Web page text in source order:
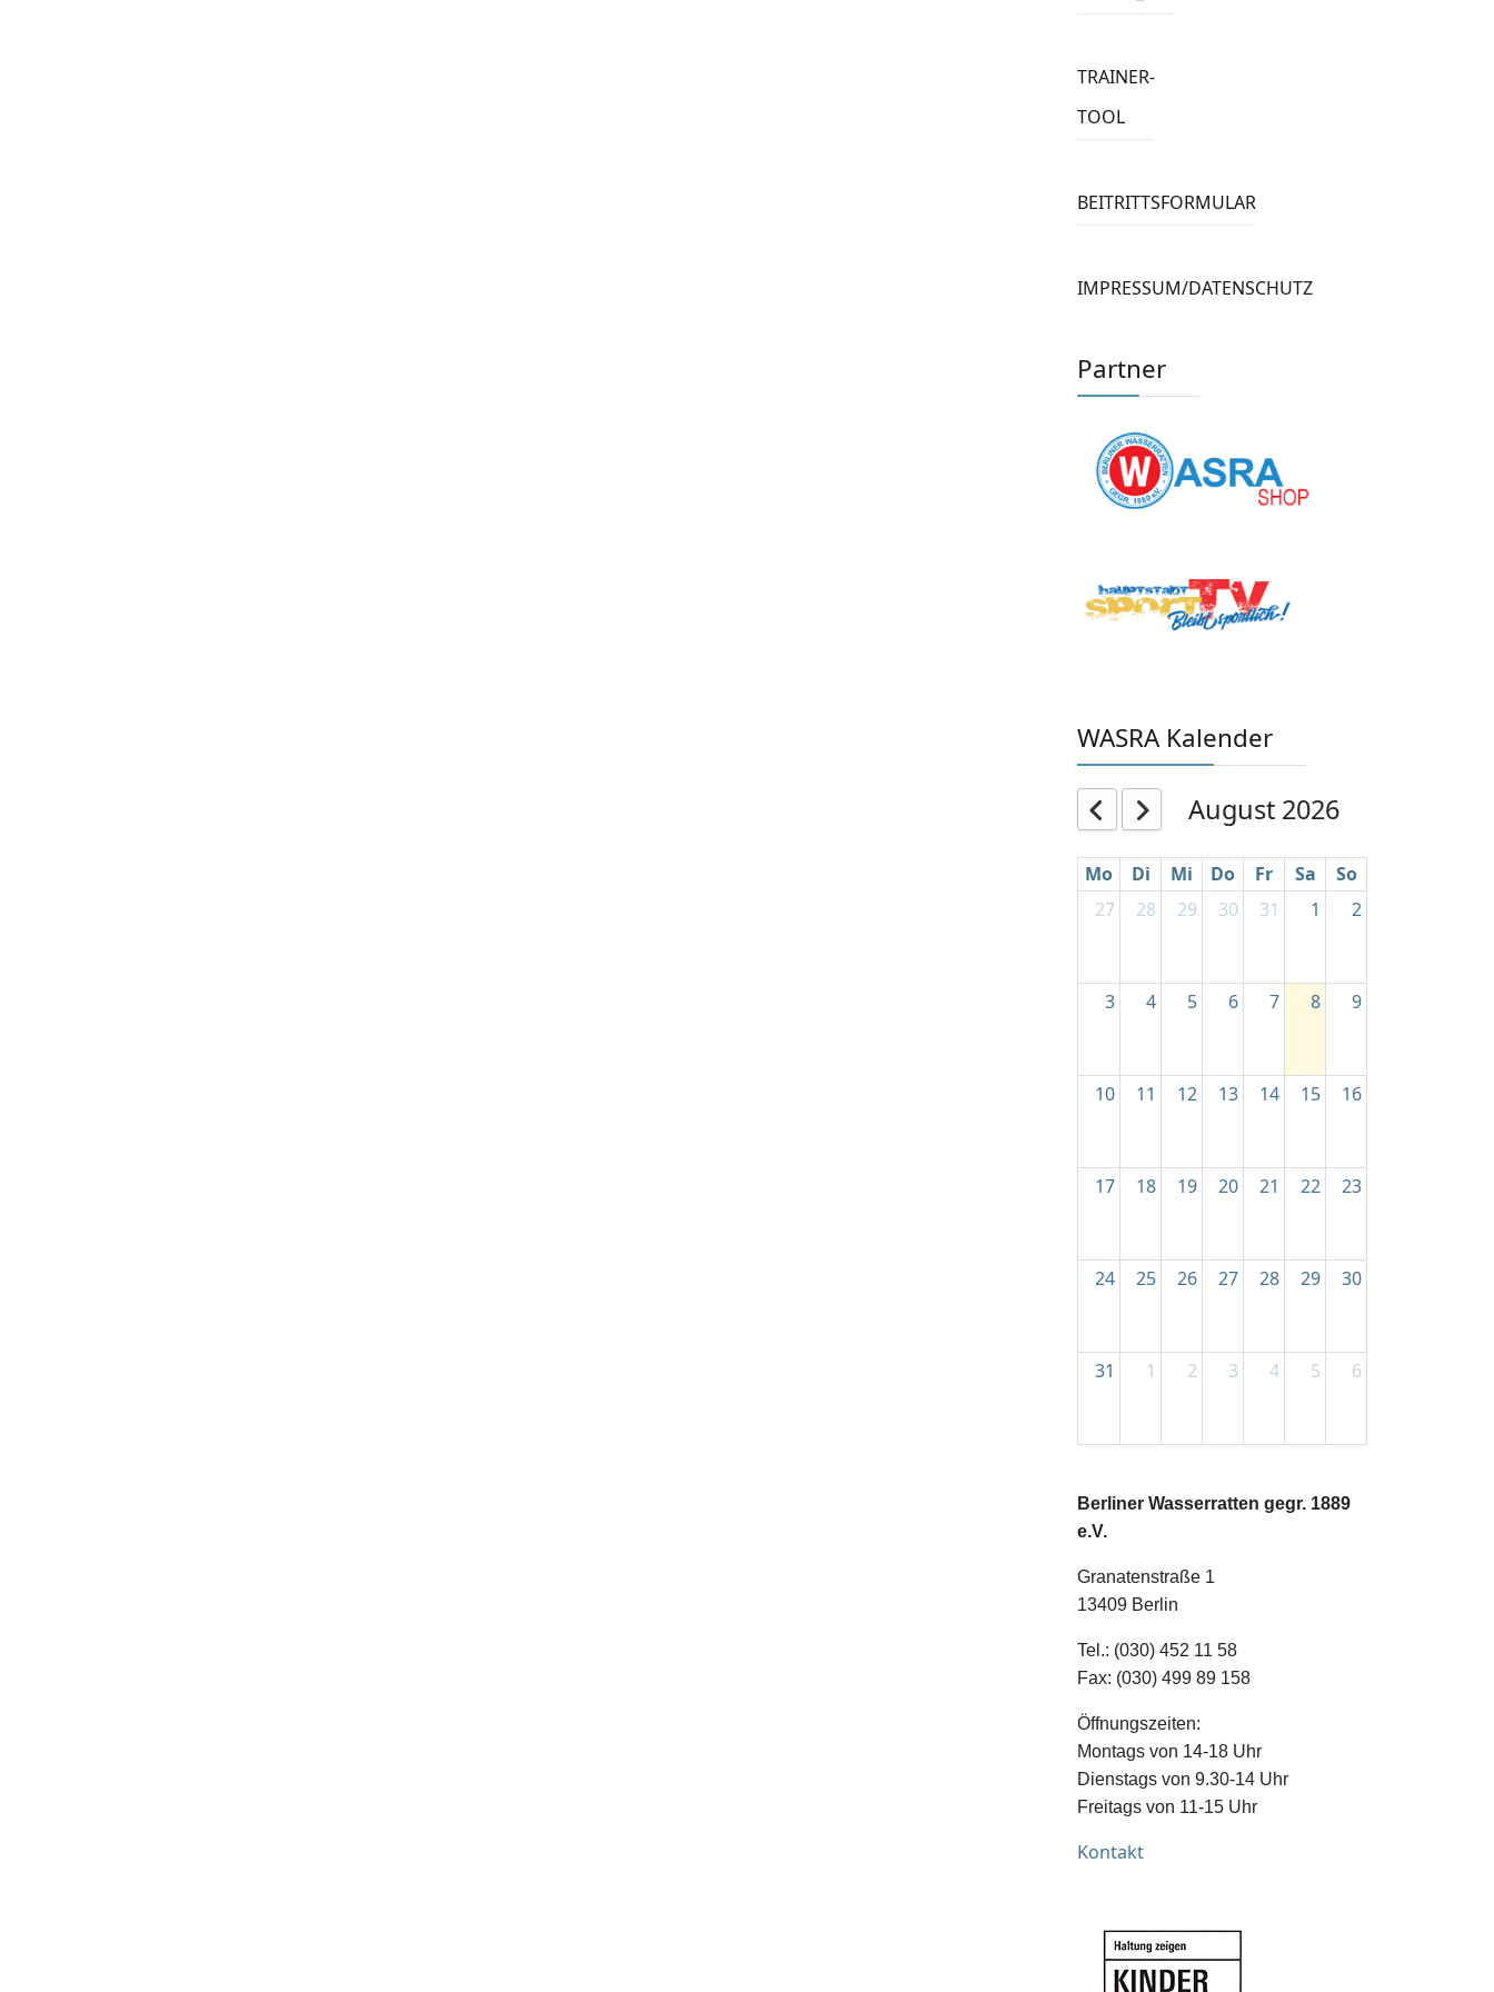
TRAINER-
TOOL
BEITRITTSFORMULAR
IMPRESSUM/DATENSCHUTZ
Partner
WASRA Kalender
August 2026
Mo Di Mi Do Fr Sa
So
27
28 29 30 31 1 2
3 4 5 6 7 8 9
10 11 12 13 14 15 16
17 18 19 20 21 22 23
24 25 26 27 28 29 30
31 1 2 3 4 5 6
Berliner Wasserratten gegr. 1889
e.V.
Granatenstraße 1
13409 Berlin
Tel.: (030) 452 11 58
Fax: (030) 499 89 158
Öffnungszeiten:
Montags von 14-18 Uhr
Dienstags von 9.30-14 Uhr
Freitags von 11-15 Uhr
Kontakt